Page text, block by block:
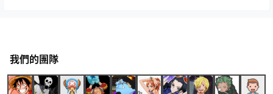
我們的團隊